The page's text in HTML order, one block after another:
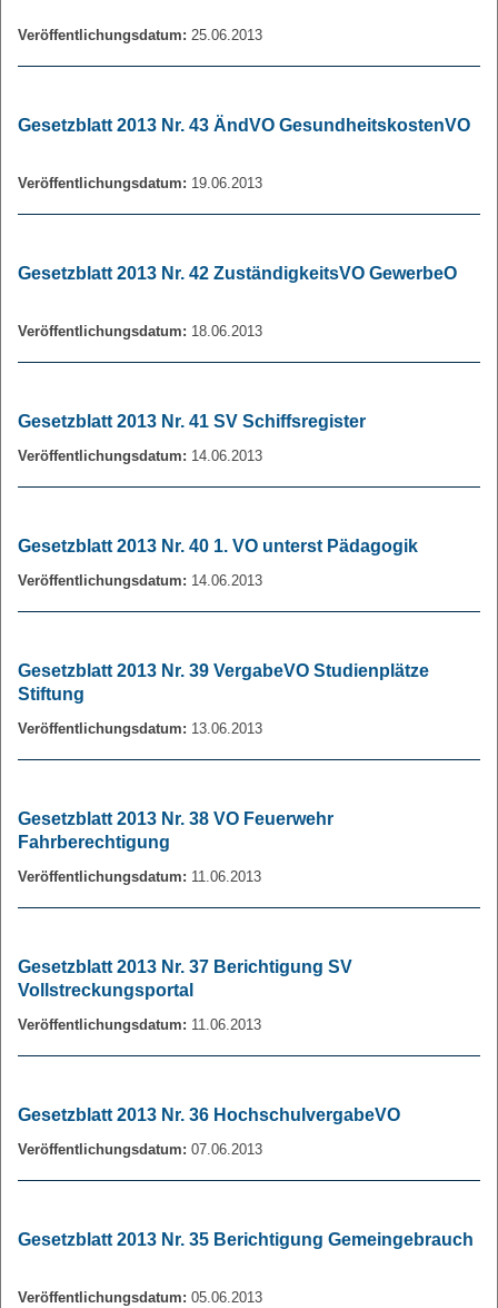
Veröffentlichungsdatum: 25.06.2013
Gesetzblatt 2013 Nr. 43 ÄndVO GesundheitskostenVO
Veröffentlichungsdatum: 19.06.2013
Gesetzblatt 2013 Nr. 42 ZuständigkeitsVO GewerbeO
Veröffentlichungsdatum: 18.06.2013
Gesetzblatt 2013 Nr. 41 SV Schiffsregister
Veröffentlichungsdatum: 14.06.2013
Gesetzblatt 2013 Nr. 40 1. VO unterst Pädagogik
Veröffentlichungsdatum: 14.06.2013
Gesetzblatt 2013 Nr. 39 VergabeVO Studienplätze
Stiftung
Veröffentlichungsdatum: 13.06.2013
Gesetzblatt 2013 Nr. 38 VO Feuerwehr
Fahrberechtigung
Veröffentlichungsdatum: 11.06.2013
Gesetzblatt 2013 Nr. 37 Berichtigung SV
Vollstreckungsportal
Veröffentlichungsdatum: 11.06.2013
Gesetzblatt 2013 Nr. 36 HochschulvergabeVO
Veröffentlichungsdatum: 07.06.2013
Gesetzblatt 2013 Nr. 35 Berichtigung Gemeingebrauch
Veröffentlichungsdatum: 05.06.2013